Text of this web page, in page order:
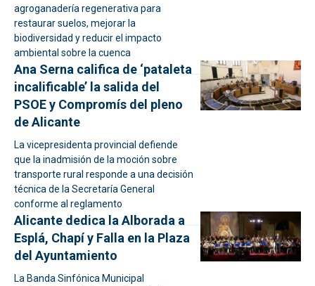
agroganadería regenerativa para
restaurar suelos, mejorar la
biodiversidad y reducir el impacto
ambiental sobre la cuenca
Ana Serna califica de ‘pataleta
incalificable’ la salida del
PSOE y Compromís del pleno
de Alicante
La vicepresidenta provincial defiende
que la inadmisión de la moción sobre
transporte rural responde a una decisión
técnica de la Secretaría General
conforme al reglamento
Alicante dedica la Alborada a
Esplá, Chapí y Falla en la Plaza
del Ayuntamiento
La Banda Sinfónica Municipal